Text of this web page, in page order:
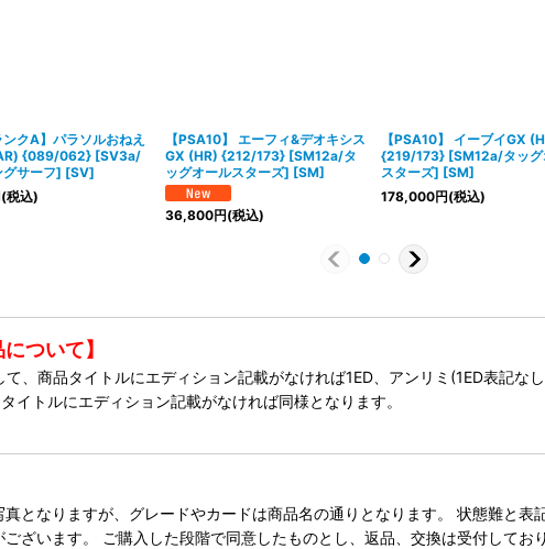
ンクA】パラソルおねえ
{089/062} [SV3a/
グサーフ] [SV]
(税込)
【PSA10】 エーフィ&デオキシス
GX (HR) {212/173} [SM12a/タ
ッグオールスターズ] [SM]
36,800円(税込)
【PSA10】 イーブイGX
{219/173} [SM12a/タッグ
スターズ] [SM]
178,000円(税込)
ついて】
、商品タイトルにエディション記載がなければ1ED、アンリミ(1ED表記な
イトルにエディション記載がなければ同様となります。
となりますが、グレードやカードは商品名の通りとなります。 状態難と
ざいます。 ご購入した段階で同意したものとし、返品、交換は受付してお